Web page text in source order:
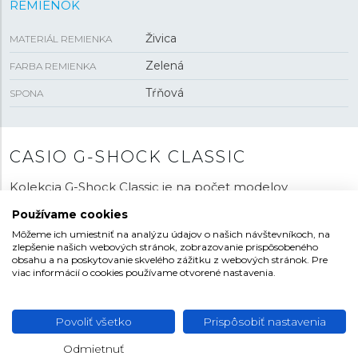
REMIENOK
MATERIÁL REMIENKA Živica
FARBA REMIENKA Zelená
SPONA Tŕňová
CASIO G-SHOCK CLASSIC
Kolekcia G-Shock Classic je na počet modelov
Nájdeme tu širokú ponuku cenovo dostupných
modelov. Chrbticu tohto modelového radu tvoria
moderné hodinky s osemuholníkovým puzdrom
prezývané „Casioak“ pre svoju tvárovú podobnosť so
modelyG-Lides obdľžnikovým puzdrom, kruhovéG-
Squad
s „drsnejším“ dizajnom. Zákazníci si môžu v tejto
modelovej rade vyberať z niekoľkých veľkostí aj
Používame cookies
Môžeme ich umiestniť na analýzu údajov o našich návštevníkoch, na
zlepšenie našich webových stránok, zobrazovanie prispôsobeného
obsahu a na poskytovanie skvelého zážitku z webových stránok. Pre
viac informácií o cookies používame otvorené nastavenia.
Povoliť všetko Prispôsobiť nastavenia
Odmietnuť